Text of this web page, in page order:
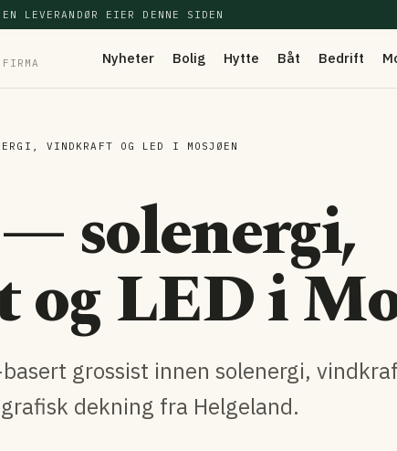
LEVERANDØR EIER DENNE SIDEN
Nyheter Bolig Hytte Båt Bedrift
VINDKRAFT OG LED I MOSJØEN
solenergi,
LED i
grossist innen solenergi,
dekning fra Helgeland.